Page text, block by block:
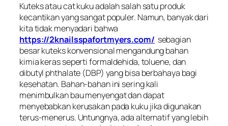
Kuteks atau cat kuku adalah salah satu produk
kecantikan yang sangat populer. Namun, banyak dari
kita tidak menyadari bahwa
https://2knailsspafortmyers.com/ sebagian
besar kuteks konvensional mengandung bahan
kimia keras seperti formaldehida, toluene, dan
dibutyl phthalate (DBP) yang bisa berbahaya bagi
kesehatan. Bahan-bahan ini sering kali
menimbulkan bau menyengat dan dapat
menyebabkan kerusakan pada kuku jika digunakan
terus-menerus. Untungnya, ada alternatif yang lebih